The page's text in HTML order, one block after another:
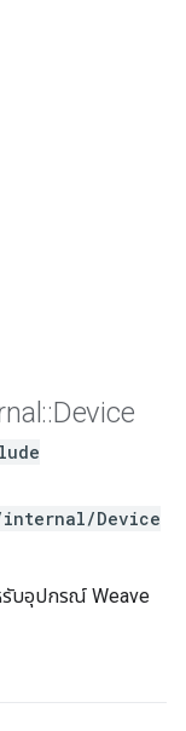
::Device
internal/Device
รับอุปกรณ์ Weave